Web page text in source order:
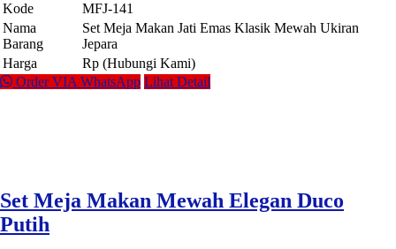
Kode
MFJ-141
Nama
Barang
Set Meja Makan Jati Emas Klasik Mewah Ukiran
Jepara
Harga
Rp (Hubungi Kami)
Order VIA WhatsApp Lihat Detail
Set Meja Makan Mewah Elegan Duco
Putih